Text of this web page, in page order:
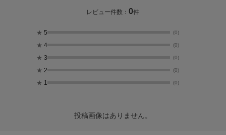
レビュー件数：0件
★ 5 (0)
★ 4 (0)
★ 3 (0)
★ 2 (0)
★ 1 (0)
投稿画像はありません。